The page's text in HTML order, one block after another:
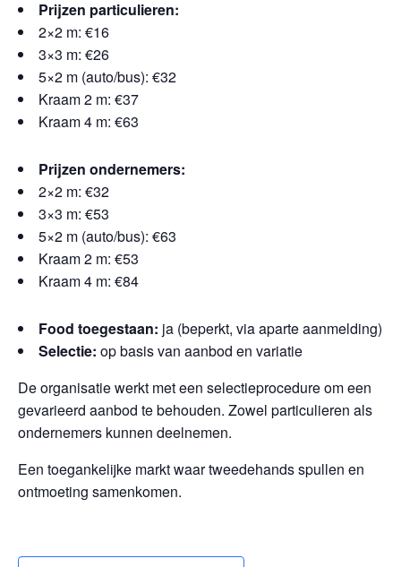
Prijzen particulieren:
2×2 m: €16
3×3 m: €26
5×2 m (auto/bus): €32
Kraam 2 m: €37
Kraam 4 m: €63
Prijzen ondernemers:
2×2 m: €32
3×3 m: €53
5×2 m (auto/bus): €63
Kraam 2 m: €53
Kraam 4 m: €84
Food toegestaan: ja (beperkt, via aparte aanmelding)
Selectie: op basis van aanbod en variatie
De organisatie werkt met een selectieprocedure om een
gevarieerd aanbod te behouden. Zowel particulieren als
ondernemers kunnen deelnemen.
Een toegankelijke markt waar tweedehands spullen en
ontmoeting samenkomen.